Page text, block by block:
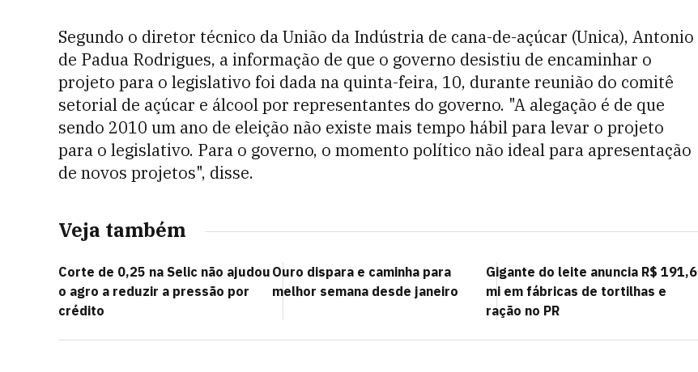
Segundo o diretor técnico da União da Indústria de cana-de-açúcar (Unica), Antonio
de Padua Rodrigues, a informação de que o governo desistiu de encaminhar o
projeto para o legislativo foi dada na quinta-feira, 10, durante reunião do comitê
setorial de açúcar e álcool por representantes do governo. "A alegação é de que
sendo 2010 um ano de eleição não existe mais tempo hábil para levar o projeto
para o legislativo. Para o governo, o momento político não ideal para apresentação
de novos projetos", disse.
Veja também
Corte de 0,25 na Selic não ajudou
o agro a reduzir a pressão por
crédito
Ouro dispara e caminha para
melhor semana desde janeiro
Gigante do leite anuncia R$ 191,6
mi em fábricas de tortilhas e
ração no PR